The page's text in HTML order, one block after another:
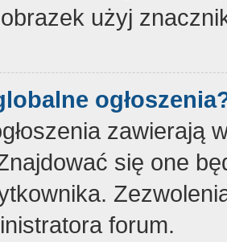
użyj
zawierają
się one
forum.